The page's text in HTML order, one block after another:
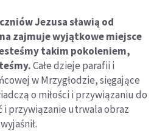
Jezusa sławią od
zajmuje wyjątkowe miejsce
takim pokoleniem,
Całe dzieje parafii i
w Mrzygłodzie, sięgające
o miłości i przywiązaniu do
i przywiązanie utrwala obraz